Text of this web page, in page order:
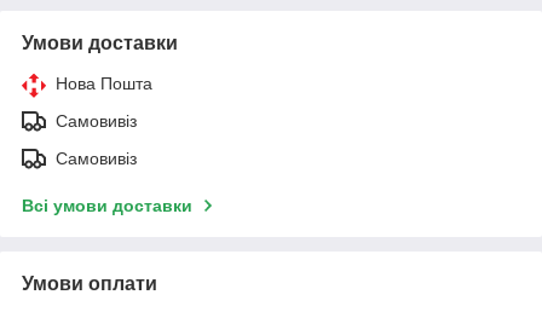
Умови доставки
Нова Пошта
Самовивіз
Самовивіз
Всі умови доставки
Умови оплати